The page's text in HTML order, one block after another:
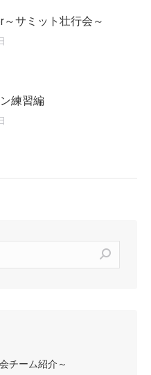
～サミット壮行会～
練習編
チーム紹介～